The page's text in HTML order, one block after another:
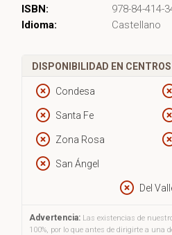
ISBN:
978-84-414-
Idioma:
Castellano
DISPONIBILIDAD EN CENTROS
Condesa
Santa Fe
Zona Rosa
San Ángel
Del
Advertencia: Las existencias de
100%, por lo que antes de dirigirte a una